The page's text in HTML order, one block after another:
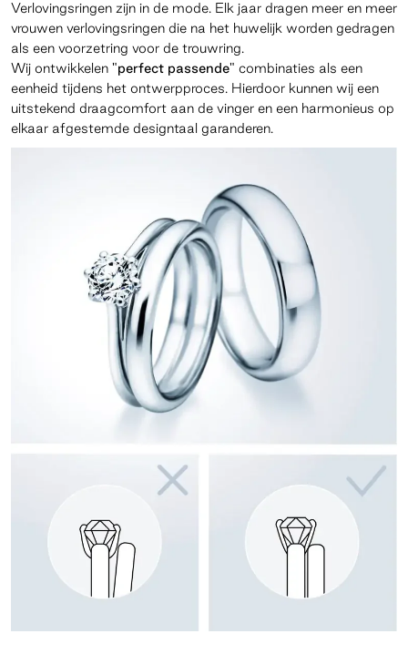
Verlovingsringen zijn in de mode. Elk jaar dragen meer en meer
vrouwen verlovingsringen die na het huwelijk worden gedragen
als een voorzetring voor de trouwring.
Wij ontwikkelen "perfect passende" combinaties als een
eenheid tijdens het ontwerpproces. Hierdoor kunnen wij een
uitstekend draagcomfort aan de vinger en een harmonieus op
elkaar afgestemde designtaal garanderen.